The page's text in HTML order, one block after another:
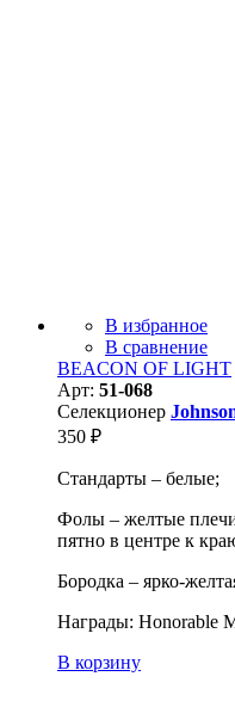
В избранное
В сравнение
BEACON OF LIGHT
Арт: 51-068
Селекционер
350 ₽
Стандарты – белые;
Фолы – желтые
пятно в центре к
Бородка – ярко-
Награды: Honorable
В корзину